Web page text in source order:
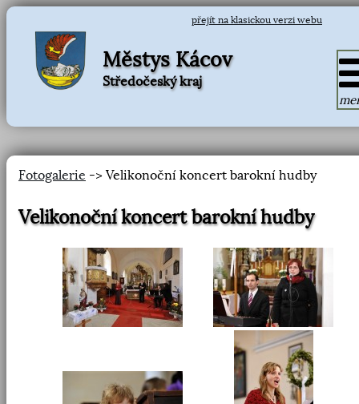
přejít na klasickou verzi webu
Městys Kácov
Středočeský kraj
Fotogalerie -> Velikonoční koncert barokní hudby
Velikonoční koncert barokní hudby